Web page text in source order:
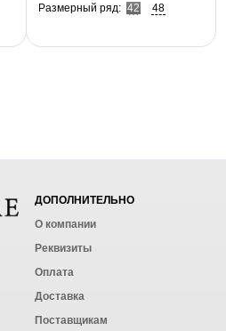
Размерный ряд: 42 48
ДОПОЛНИТЕЛЬНО
О компании
Реквизиты
Оплата
Доставка
Поставщикам